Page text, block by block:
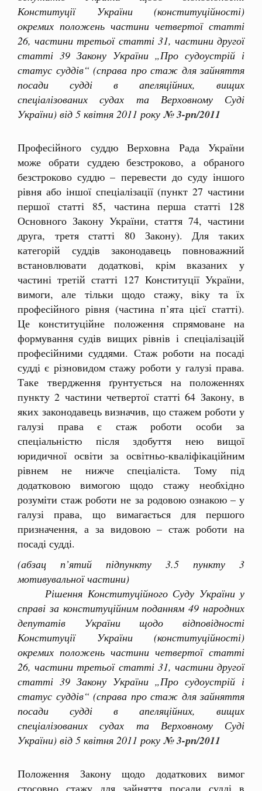
Конституції України (конституційності)
окремих положень частини четвертої статті
26, частини третьої статті 31, частини другої
статті 39 Закону України „Про судоустрій і
статус суддів“ (справа про стаж для зайняття
посади судді в апеляційних, вищих
спеціалізованих судах та Верховному Суді
України) від 5 квітня 2011 року № 3-рп/2011
Професійного суддю Верховна Рада України
може обрати суддею безстроково, а обраного
безстроково суддю – перевести до суду іншого
рівня або іншої спеціалізації (пункт 27 частини
першої статті 85, частина перша статті 128
Основного Закону України, стаття 74, частини
друга, третя статті 80 Закону). Для таких
категорій суддів законодавець повноважний
встановлювати додаткові, крім вказаних у
частині третій статті 127 Конституції України,
вимоги, але тільки щодо стажу, віку та їх
професійного рівня (частина п’ята цієї статті).
Це конституційне положення спрямоване на
формування судів вищих рівнів і спеціалізацій
професійними суддями. Стаж роботи на посаді
судді є різновидом стажу роботи у галузі права.
Таке твердження ґрунтується на положеннях
пункту 2 частини четвертої статті 64 Закону, в
яких законодавець визначив, що стажем роботи у
галузі права є стаж роботи особи за
спеціальністю після здобуття нею вищої
юридичної освіти за освітньо-кваліфікаційним
рівнем не нижче спеціаліста. Тому під
додатковою вимогою щодо стажу необхідно
розуміти стаж роботи не за родовою ознакою – у
галузі права, що вимагається для першого
призначення, а за видовою – стаж роботи на
посаді судді.
(абзац п’ятий підпункту 3.5 пункту 3
мотивувальної частини)
Рішення Конституційного Суду України у
справі за конституційним поданням 49 народних
депутатів України щодо відповідності
Конституції України (конституційності)
окремих положень частини четвертої статті
26, частини третьої статті 31, частини другої
статті 39 Закону України „Про судоустрій і
статус суддів“ (справа про стаж для зайняття
посади судді в апеляційних, вищих
спеціалізованих судах та Верховному Суді
України) від 5 квітня 2011 року № 3-рп/2011
Положення Закону щодо додаткових вимог
стосовно стажу для зайняття посади судді в